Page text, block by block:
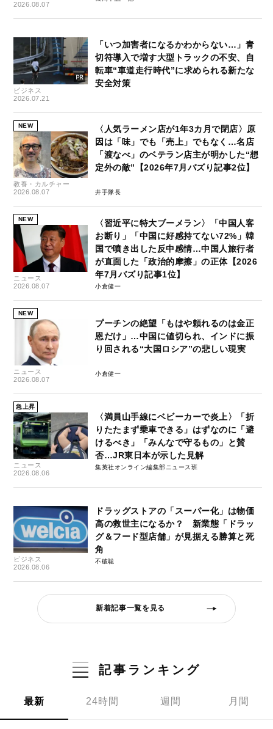
2026.08.07
ビジネス
2026.07.21
「いつ加害者になるかわからない…」青
切符導入で増す大型トラックの不安、自
転車“車道走行時代”に求められる新たな
安全対策
NEW
教養・カルチャー
2026.08.07
〈人気ラーメン店が1年3カ月で閉店〉原
因は「味」でも「売上」でもなく…名店
「渡なべ」のベテラン店主が明かした“想
定外の敵”【2026年7月バズり記事2位】
井手隊長
NEW
ニュース
2026.08.07
〈習近平に特大ブーメラン〉「中国人客
お断り」「中国に好感持てない72%」韓
国で噴き出した反中感情…中国人旅行者
が直面した「政治的摩擦」の正体【2026
年7月バズり記事1位】
小倉健一
NEW
ニュース
2026.08.07
プーチンの絶望「もはや頼れるのは金正
恩だけ」…中国に値切られ、インドに振
り回される“大国ロシア”の悲しい現実
小倉健一
急上昇
ニュース
2026.08.06
〈満員山手線にベビーカーで炎上〉「折
りたたまず乗車できる」はずなのに「避
けるべき」「みんなで守るもの」と賛
否…JR東日本が示した見解
集英社オンライン編集部ニュース班
ビジネス
2026.08.06
ドラッグストアの「スーパー化」は物価
高の救世主になるか？ 新業態「ドラッ
グ＆フード型店舗」が見据える勝算と死
角
不破聡
新着記事一覧を見る
記事ランキング
最新 24時間 週間 月間